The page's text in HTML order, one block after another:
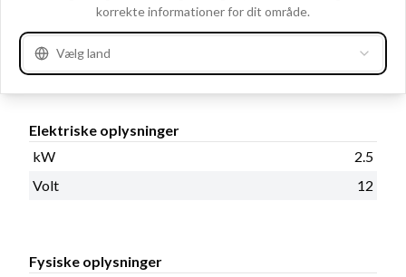
Produktinformation
Elektriske oplysninger
kW
2.5
Volt
12
Fysiske oplysninger
korrekte informationer for dit område.
Vælg land